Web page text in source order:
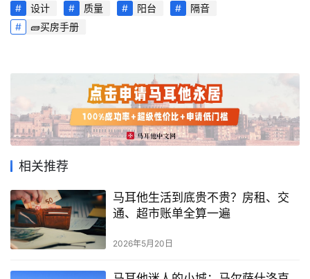
首
页
游
攻
略
生
设计
质量 阳台
隔音
🧱买房手册
相关推荐
马耳他生活到底贵不贵？房租、交
通、超市账单全算一遍
2026年5月20日